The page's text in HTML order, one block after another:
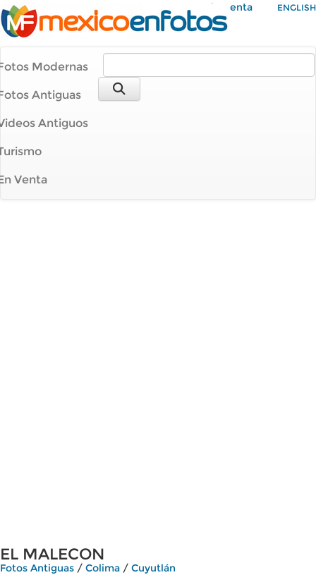
Mi Cuenta ENGLISH
Modernas
Antiguas
Antiguos
Venta
EL MALECON
Fotos Antiguas / Colima / Cuyutlán